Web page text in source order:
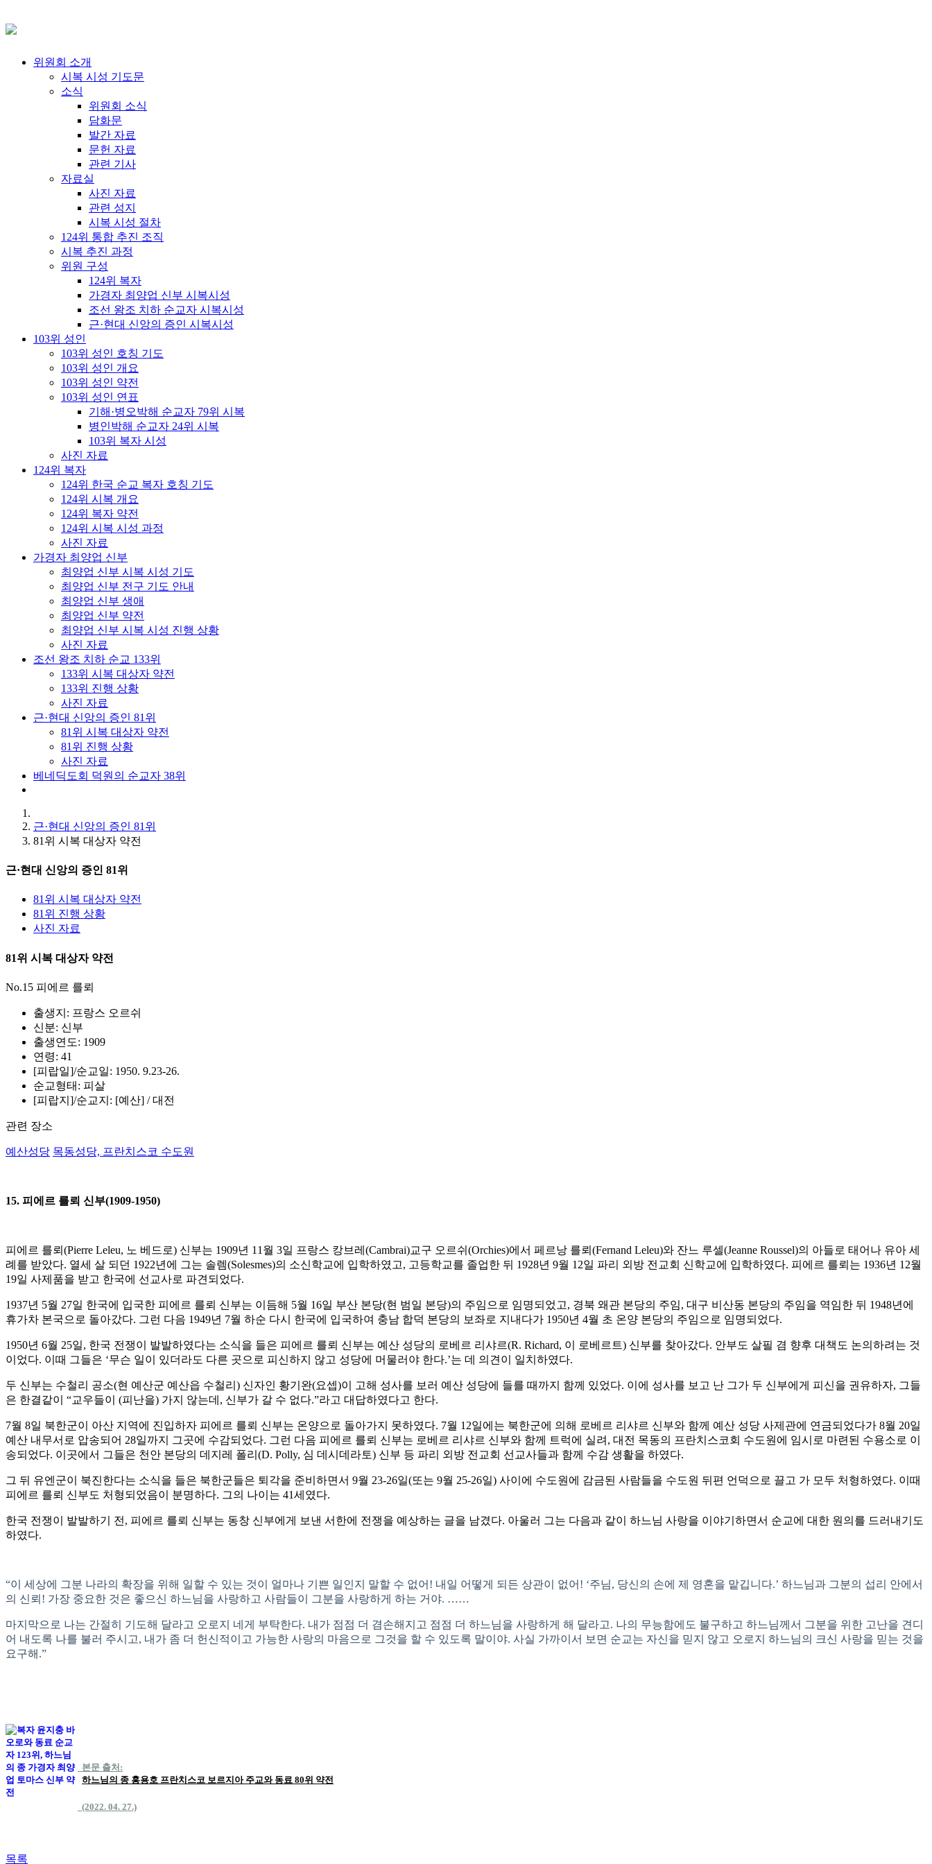
위원회 소개
시복 시성 기도문
소식
위원회 소식
담화문
발간 자료
문헌 자료
관련 기사
자료실
사진 자료
관련 성지
시복 시성 절차
124위 통합 추진 조직
시복 추진 과정
위원 구성
124위 복자
가경자 최양업 신부 시복시성
조선 왕조 치하 순교자 시복시성
근·현대 신앙의 증인 시복시성
103위 성인
103위 성인 호칭 기도
103위 성인 개요
103위 성인 약전
103위 성인 연표
기해·병오박해 순교자 79위 시복
병인박해 순교자 24위 시복
103위 복자 시성
사진 자료
124위 복자
124위 한국 순교 복자 호칭 기도
124위 시복 개요
124위 복자 약전
124위 시복 시성 과정
사진 자료
가경자 최양업 신부
최양업 신부 시복 시성 기도
최양업 신부 전구 기도 안내
최양업 신부 생애
최양업 신부 약전
최양업 신부 시복 시성 진행 상황
사진 자료
조선 왕조 치하 순교 133위
133위 시복 대상자 약전
133위 진행 상황
사진 자료
근·현대 신앙의 증인 81위
81위 시복 대상자 약전
81위 진행 상황
사진 자료
베네딕도회 덕원의 순교자 38위
근·현대 신앙의 증인 81위
81위 시복 대상자 약전
근·현대 신앙의 증인 81위
81위 시복 대상자 약전
81위 진행 상황
사진 자료
81위 시복 대상자 약전
No.15 피에르 를뢰
출생지: 프랑스 오르쉬
신분: 신부
출생연도: 1909
연령: 41
[피랍일]/순교일: 1950. 9.23-26.
순교형태: 피살
[피랍지]/순교지: [예산] / 대전
관련 장소
예산성당 목동성당, 프란치스코 수도원
15. 피에르 를뢰 신부(1909-1950)
피에르 를뢰(Pierre Leleu, 노 베드로) 신부는 1909년 11월 3일 프랑스 캉브레(Cambrai)교구 오르쉬(Orchies)에서 페르낭 를뢰(Fernand Leleu)와 잔느 루셀(Jeanne Roussel)의 아들로 태어나 유아 세
례를 받았다. 열세 살 되던 1922년에 그는 솔렘(Solesmes)의 소신학교에 입학하였고, 고등학교를 졸업한 뒤 1928년 9월 12일 파리 외방 전교회 신학교에 입학하였다. 피에르 를뢰는 1936년 12월
19일 사제품을 받고 한국에 선교사로 파견되었다.
1937년 5월 27일 한국에 입국한 피에르 를뢰 신부는 이듬해 5월 16일 부산 본당(현 범일 본당)의 주임으로 임명되었고, 경북 왜관 본당의 주임, 대구 비산동 본당의 주임을 역임한 뒤 1948년에
휴가차 본국으로 돌아갔다. 그런 다음 1949년 7월 하순 다시 한국에 입국하여 충남 합덕 본당의 보좌로 지내다가 1950년 4월 초 온양 본당의 주임으로 임명되었다.
1950년 6월 25일, 한국 전쟁이 발발하였다는 소식을 들은 피에르 를뢰 신부는 예산 성당의 로베르 리샤르(R. Richard, 이 로베르트) 신부를 찾아갔다. 안부도 살필 겸 향후 대책도 논의하려는 것
이었다. 이때 그들은 ‘무슨 일이 있더라도 다른 곳으로 피신하지 않고 성당에 머물러야 한다.’는 데 의견이 일치하였다.
두 신부는 수철리 공소(현 예산군 예산읍 수철리) 신자인 황기완(요셉)이 고해 성사를 보러 예산 성당에 들를 때까지 함께 있었다. 이에 성사를 보고 난 그가 두 신부에게 피신을 권유하자, 그들
은 한결같이 “교우들이 (피난을) 가지 않는데, 신부가 갈 수 없다.”라고 대답하였다고 한다.
7월 8일 북한군이 아산 지역에 진입하자 피에르 를뢰 신부는 온양으로 돌아가지 못하였다. 7월 12일에는 북한군에 의해 로베르 리샤르 신부와 함께 예산 성당 사제관에 연금되었다가 8월 20일
예산 내무서로 압송되어 28일까지 그곳에 수감되었다. 그런 다음 피에르 를뢰 신부는 로베르 리샤르 신부와 함께 트럭에 실려, 대전 목동의 프란치스코회 수도원에 임시로 마련된 수용소로 이
송되었다. 이곳에서 그들은 천안 본당의 데지레 폴리(D. Polly, 심 데시데라토) 신부 등 파리 외방 전교회 선교사들과 함께 수감 생활을 하였다.
그 뒤 유엔군이 북진한다는 소식을 들은 북한군들은 퇴각을 준비하면서 9월 23-26일(또는 9월 25-26일) 사이에 수도원에 감금된 사람들을 수도원 뒤편 언덕으로 끌고 가 모두 처형하였다. 이때
피에르 를뢰 신부도 처형되었음이 분명하다. 그의 나이는 41세였다.
한국 전쟁이 발발하기 전, 피에르 를뢰 신부는 동창 신부에게 보낸 서한에 전쟁을 예상하는 글을 남겼다. 아울러 그는 다음과 같이 하느님 사랑을 이야기하면서 순교에 대한 원의를 드러내기도
하였다.
“이 세상에 그분 나라의 확장을 위해 일할 수 있는 것이 얼마나 기쁜 일인지 말할 수 없어! 내일 어떻게 되든 상관이 없어! ‘주님, 당신의 손에 제 영혼을 맡깁니다.’ 하느님과 그분의 섭리 안에서
의 신뢰! 가장 중요한 것은 좋으신 하느님을 사랑하고 사람들이 그분을 사랑하게 하는 거야. ……
마지막으로 나는 간절히 기도해 달라고 오로지 네게 부탁한다. 내가 점점 더 겸손해지고 점점 더 하느님을 사랑하게 해 달라고. 나의 무능함에도 불구하고 하느님께서 그분을 위한 고난을 견디
어 내도록 나를 불러 주시고, 내가 좀 더 헌신적이고 가능한 사랑의 마음으로 그것을 할 수 있도록 말이야. 사실 가까이서 보면 순교는 자신을 믿지 않고 오로지 하느님의 크신 사랑을 믿는 것을
요구해.”
본문 출처:
하느님의 종 홍용호 프란치스코 보르지아 주교와 동료 80위 약전
(2022. 04. 27.)
목록